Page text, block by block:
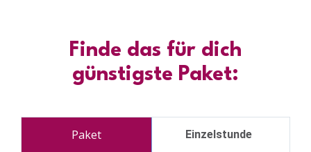
Finde das für dich
günstigste Paket:
Einzelstunde